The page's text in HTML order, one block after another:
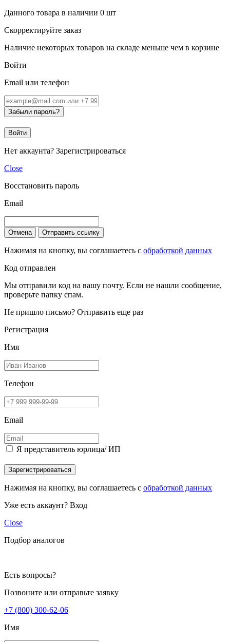
Данного товара в наличии 0 шт
Скорректируйте заказ
Наличие некоторых товаров на складе меньше чем в корзине
Войти
Email или телефон
Забыли пароль?
Войти
Нет аккаунта? Зарегистрироваться
Close
Восстановить пароль
Email
Отмена Отправить ссылку
Нажимая на кнопку, вы соглашаетесь с обработкой данных
Код отправлен
Мы отправили код на вашу почту. Если не нашли сообщение,
проверьте папку спам.
Не пришло письмо? Отправить еще раз
Регистрация
Имя
Телефон
Email
Я представитель юрлица/ ИП
Зарегистрироваться
Нажимая на кнопку, вы соглашаетесь с обработкой данных
Уже есть аккаунт? Вход
Close
Подбор аналогов
Есть вопросы?
Позвоните или отправьте заявку
+7 (800) 300-62-06
Имя